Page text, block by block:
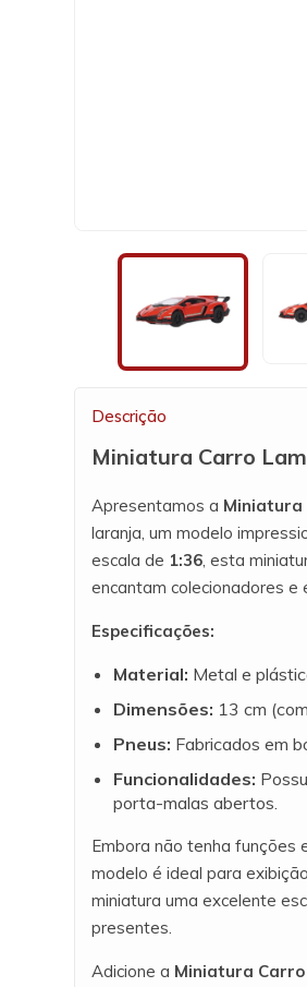
Descrição
Miniatura Carro
Apresentamos a Miniatura
laranja, um modelo
escala de 1:36, esta
encantam colecionadores
Especificações:
Material: Metal e
Dimensões: 13 cm
Pneus: Fabricados em
Funcionalidades:
porta-malas abertos.
Embora não tenha funções
modelo é ideal para
miniatura uma excelente
presentes.
Adicione a Miniatura